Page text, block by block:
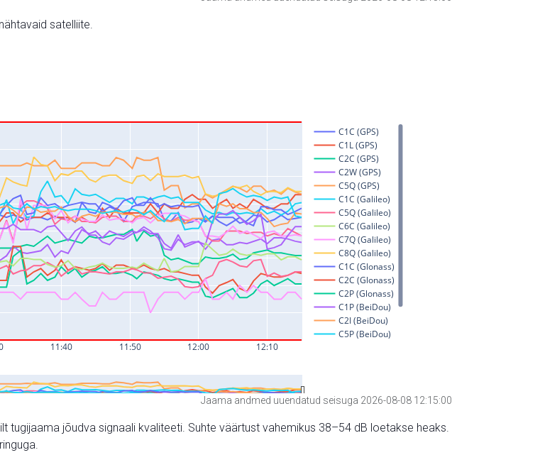
satelliite.
Jaama andmed uuendatud seisuga 2026-08-08 12:15:00
tugijaama jõudva signaali kvaliteeti. Suhte väärtust vahemikus 38–54 dB loetakse heaks.